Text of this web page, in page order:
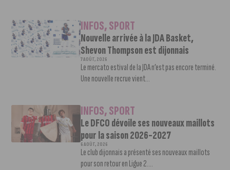
INFOS,SPORT
Nouvelle arrivée à la JDA Basket,
Shevon Thompson est dijonnais
7 AOÛT, 2026
Le mercato estival de la JDA n’est pas encore terminé.
Une nouvelle recrue vient...
INFOS,SPORT
Le DFCO dévoile ses nouveaux maillots
pour la saison 2026-2027
6 AOÛT, 2026
Le club dijonnais a présenté ses nouveaux maillots
pour son retour en Ligue 2....